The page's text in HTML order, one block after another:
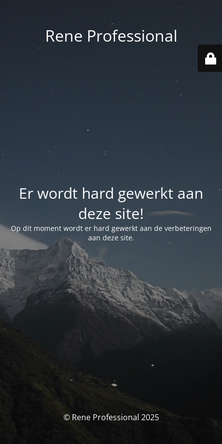
Rene Professional
Er wordt hard gewerkt aan
deze site!
Op dit moment wordt er hard gewerkt aan de verbeteringen
aan deze site.
© Rene Professional 2025